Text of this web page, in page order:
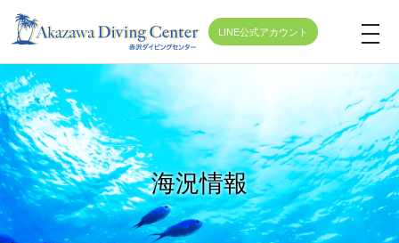
LINE公式アカウント
t
o
g
e
n
a
v
海況情報